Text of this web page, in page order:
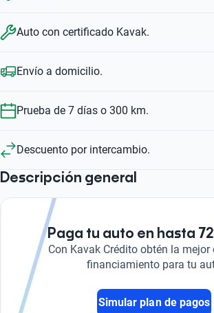
Auto con certificado Kavak.
Envío a domicilio.
Prueba de 7 días o 300 km.
Descuento por intercambio.
Descripción general
Paga tu auto en hasta
Con Kavak Crédito obtén la mejor
financiamiento para tu
Simular plan de pagos